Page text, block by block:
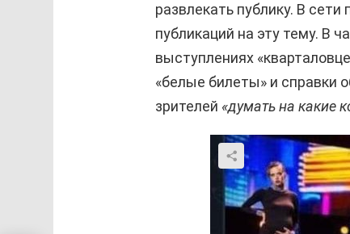
развлекать публику. В
публикаций на эту тему. В
выступлениях
«белые билеты» и справки
зрителей «думать на какие